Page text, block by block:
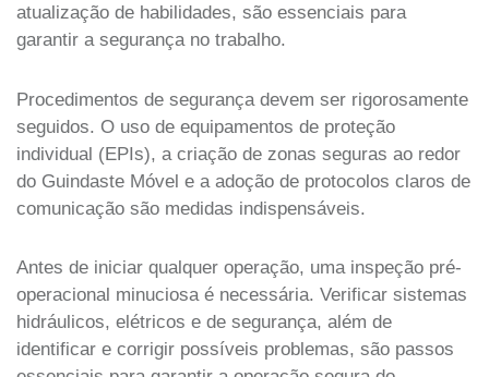
atualização de habilidades, são essenciais para
garantir a segurança no trabalho.
Procedimentos de segurança devem ser rigorosamente
seguidos. O uso de equipamentos de proteção
individual (EPIs), a criação de zonas seguras ao redor
do Guindaste Móvel e a adoção de protocolos claros de
comunicação são medidas indispensáveis.
Antes de iniciar qualquer operação, uma inspeção pré-
operacional minuciosa é necessária. Verificar sistemas
hidráulicos, elétricos e de segurança, além de
identificar e corrigir possíveis problemas, são passos